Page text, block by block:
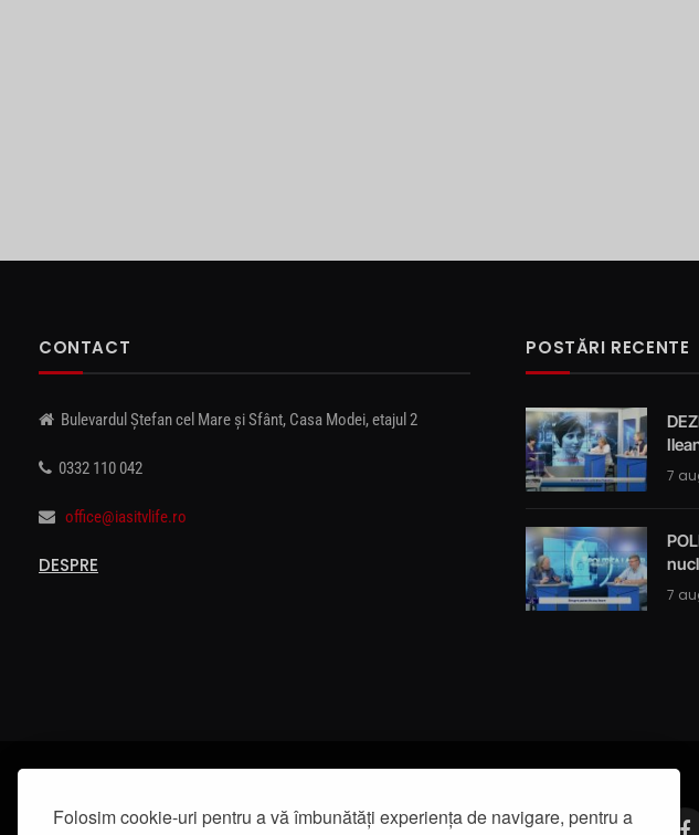
Folosim cookie-uri pentru a vă îmbunătăți experiența de navigare, pentru a
CONTACT
Bulevardul Ștefan cel Mare și Sfânt, Casa Modei, etajul 2
0332 110 042
office@iasitvlife.ro
DESPRE
POSTĂRI RECENTE
7
7